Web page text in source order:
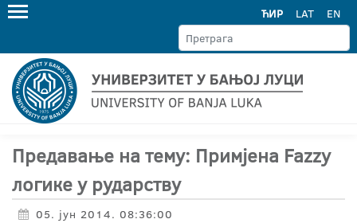
ЋИР LAT EN
Предавање на тему: Примјена Fazzy
логике у рударству
05. јун 2014. 08:36:00